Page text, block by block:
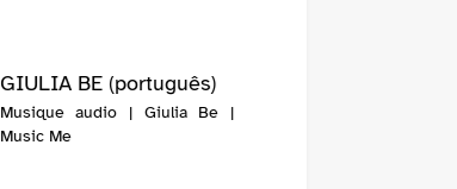
GIULIA BE (português)
Musique audio | Giulia Be |
Music Me